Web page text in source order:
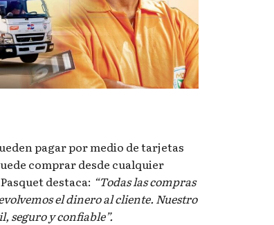
pagar por medio de tarjetas
comprar desde cualquier
destaca: “Todas las compras
el dinero al cliente. Nuestro
seguro y confiable”.